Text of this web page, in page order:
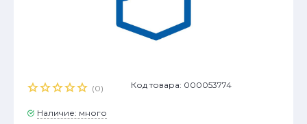
(0) Код товара: 000053774
Наличие: много